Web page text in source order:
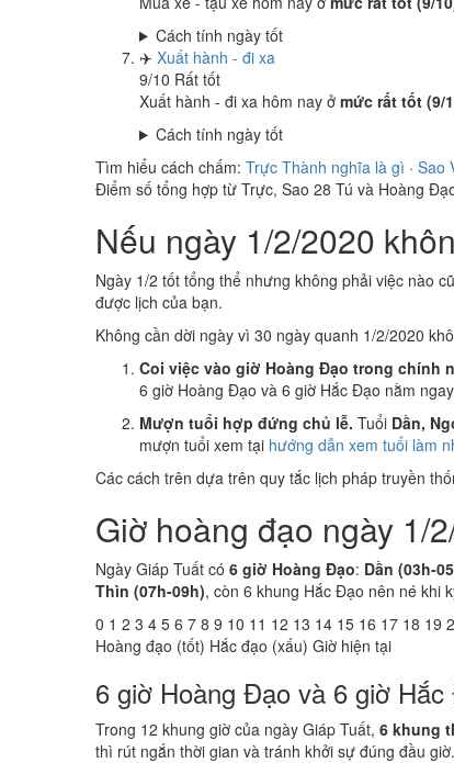
Cách tính ngày tốt
✈️ Xuất hành - đi xa
9/10 Rất tốt
Xuất hành - đi xa hôm nay ở mức rất tốt (9/
Cách tính ngày tốt
Tìm hiểu cách chấm: Trực Thành nghĩa là gì · Sao
Điểm số tổng hợp từ Trực, Sao 28 Tú và Hoàng
Nếu ngày 1/2/2020
Ngày 1/2 tốt tổng thể nhưng không phải việc nào
được lịch của bạn.
Không cần dời ngày vì 30 ngày quanh 1/2/2020
Coi việc vào giờ Hoàng Đạo trong chính
6 giờ Hoàng Đạo và 6 giờ Hắc Đạo nằm
Mượn tuổi hợp đứng chủ lễ. Tuổi Dần,
mượn tuổi xem tại hướng dẫn xem tuổi làm
Các cách trên dựa trên quy tắc lịch pháp truyền
Giờ hoàng đạo ngày 1/
Ngày Giáp Tuất có 6 giờ Hoàng Đạo: Dần (03h-
Thìn (07h-09h), còn 6 khung Hắc Đạo nên né khi
0 1 2 3 4 5 6 7 8 9 10 11 12 13 14 15 16 17 18 19
Hoàng đạo (tốt) Hắc đạo (xấu) Giờ hiện tại
6 giờ Hoàng Đạo và 6 giờ
Trong 12 khung giờ của ngày Giáp Tuất, 6 khung
thì rút ngắn thời gian và tránh khởi sự đúng đầu giờ.